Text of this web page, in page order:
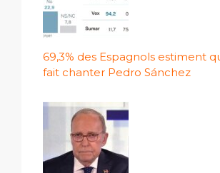
69,3% des Espagnols estiment
fait chanter Pedro Sánchez